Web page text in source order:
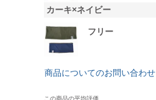
カーキ×ネイビー
フリー
商品についてのお問い合わせ